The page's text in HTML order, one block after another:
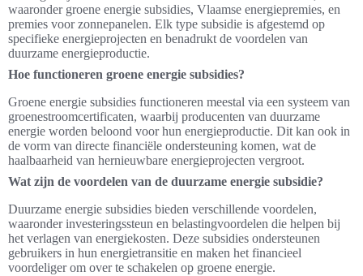
waaronder groene energie subsidies, Vlaamse energiepremies, en
premies voor zonnepanelen. Elk type subsidie is afgestemd op
specifieke energieprojecten en benadrukt de voordelen van
duurzame energieproductie.
Hoe functioneren groene energie subsidies?
Groene energie subsidies functioneren meestal via een systeem van
groenestroomcertificaten, waarbij producenten van duurzame
energie worden beloond voor hun energieproductie. Dit kan ook in
de vorm van directe financiële ondersteuning komen, wat de
haalbaarheid van hernieuwbare energieprojecten vergroot.
Wat zijn de voordelen van de duurzame energie subsidie?
Duurzame energie subsidies bieden verschillende voordelen,
waaronder investeringssteun en belastingvoordelen die helpen bij
het verlagen van energiekosten. Deze subsidies ondersteunen
gebruikers in hun energietransitie en maken het financieel
voordeliger om over te schakelen op groene energie.